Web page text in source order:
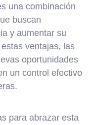
una combinación
buscan
y aumentar su
ventajas, las
oportunidades
un control efectivo
para abrazar esta